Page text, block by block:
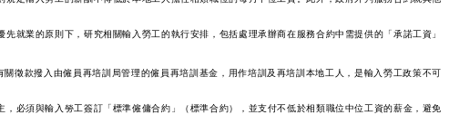
就業的原則下，研究相關輸入勞工的執行安排，包括處理承辦商在服務合約中需提供的「承諾工資」
徵款撥入由僱員再培訓局管理的僱員再培訓基金，用作培訓及再培訓本地工人，是輸入勞工政策不可
必須與輸入勞工簽訂「標準僱傭合約」（標準合約），並支付不低於相類職位中位工資的薪金，避免